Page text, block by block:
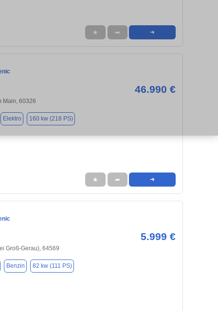
★ ➦ ➜
46.990 €
Main, 60326
Elektro 160 kw (218 PS)
★ ➦ ➜
5.999 €
Groß-Gerau), 64569
Benzin 82 kw (111 PS)